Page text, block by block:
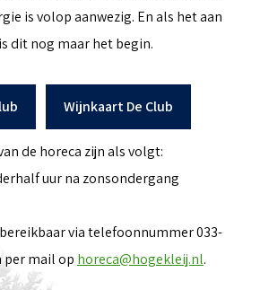
is volop aanwezig. En als het aan
dit nog maar het begin.
Wijnkaart De Club
de horeca zijn als volgt:
uur na zonsondergang
via telefoonnummer 033-
per mail op horeca@hogekleij.nl.